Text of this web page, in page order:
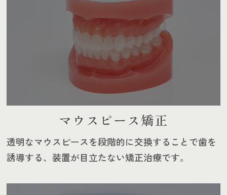
マウスピース矯正
透明なマウスピースを段階的に交換することで歯を
誘導する、装置が目立たない矯正治療です。